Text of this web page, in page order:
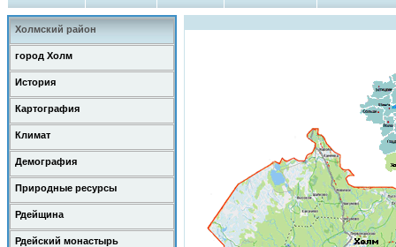
Холмский район
город Холм
История
Картография
Климат
Демография
Природные ресурсы
Рдейщина
Рдейский монастырь